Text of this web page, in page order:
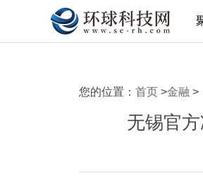
您的位置： 首页 >金融 >
无锡官